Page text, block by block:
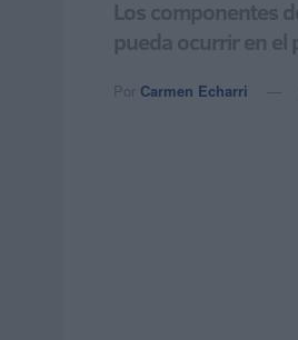
Los componentes
pueda ocurrir en el
Por Carmen Echarri